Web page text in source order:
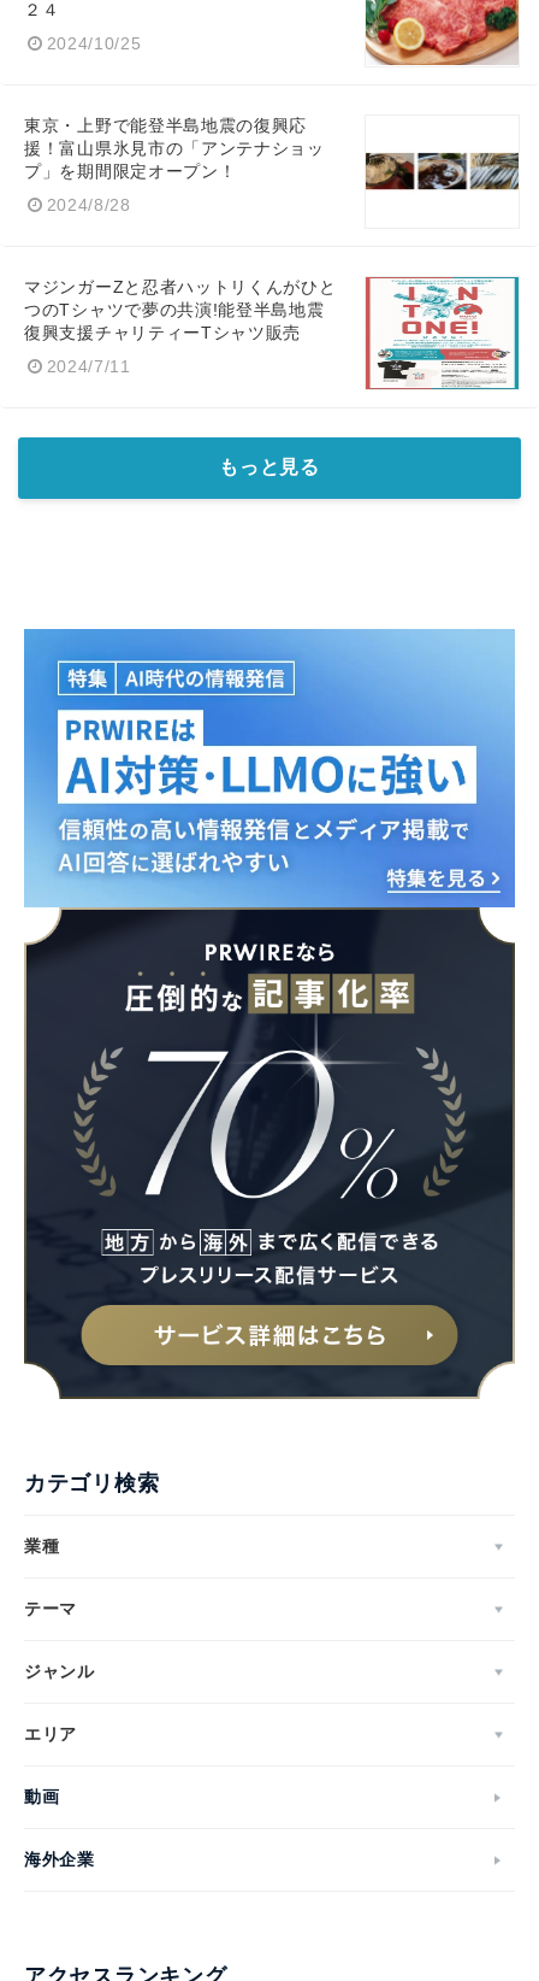
２４
2024/10/25
東京・上野で能登半島地震の復興応
援！富山県氷見市の「アンテナショッ
プ」を期間限定オープン！
2024/8/28
マジンガーZと忍者ハットリくんがひと
つのTシャツで夢の共演!能登半島地震
復興支援チャリティーTシャツ販売
2024/7/11
もっと見る
カテゴリ検索
業種
テーマ
ジャンル
エリア
動画
海外企業